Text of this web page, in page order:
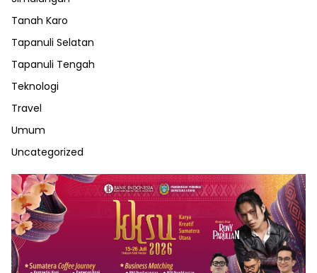
Tanah Karo
Tapanuli Selatan
Tapanuli Tengah
Teknologi
Travel
Umum
Uncategorized